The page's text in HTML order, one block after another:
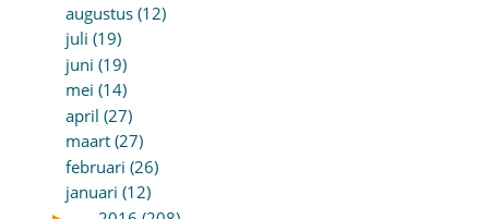
augustus (12)
juli (19)
juni (19)
mei (14)
april (27)
maart (27)
februari (26)
januari (12)